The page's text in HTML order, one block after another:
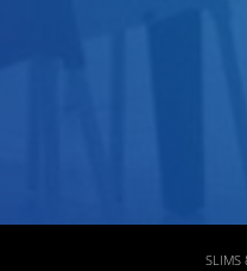
SLIMS